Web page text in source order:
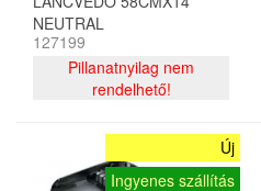
NEUTRAL
127199
Pillanatnyilag nem
rendelhető!
Új
Ingyenes szállítás